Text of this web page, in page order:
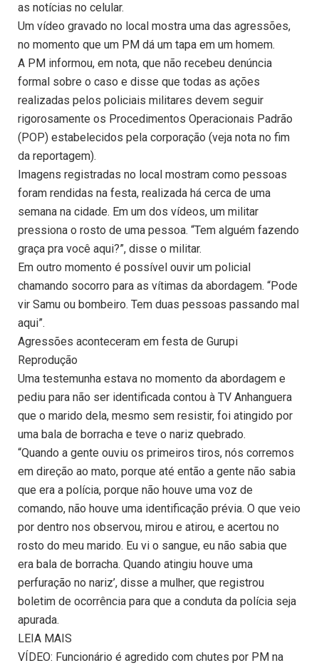
as notícias no celular.
Um vídeo gravado no local mostra uma das agressões,
no momento que um PM dá um tapa em um homem.
A PM informou, em nota, que não recebeu denúncia
formal sobre o caso e disse que todas as ações
realizadas pelos policiais militares devem seguir
rigorosamente os Procedimentos Operacionais Padrão
(POP) estabelecidos pela corporação (veja nota no fim
da reportagem).
Imagens registradas no local mostram como pessoas
foram rendidas na festa, realizada há cerca de uma
semana na cidade. Em um dos vídeos, um militar
pressiona o rosto de uma pessoa. “Tem alguém fazendo
graça pra você aqui?”, disse o militar.
Em outro momento é possível ouvir um policial
chamando socorro para as vítimas da abordagem. “Pode
vir Samu ou bombeiro. Tem duas pessoas passando mal
aqui”.
Agressões aconteceram em festa de Gurupi
Reprodução
Uma testemunha estava no momento da abordagem e
pediu para não ser identificada contou à TV Anhanguera
que o marido dela, mesmo sem resistir, foi atingido por
uma bala de borracha e teve o nariz quebrado.
“Quando a gente ouviu os primeiros tiros, nós corremos
em direção ao mato, porque até então a gente não sabia
que era a polícia, porque não houve uma voz de
comando, não houve uma identificação prévia. O que veio
por dentro nos observou, mirou e atirou, e acertou no
rosto do meu marido. Eu vi o sangue, eu não sabia que
era bala de borracha. Quando atingiu houve uma
perfuração no nariz’, disse a mulher, que registrou
boletim de ocorrência para que a conduta da polícia seja
apurada.
LEIA MAIS
VÍDEO: Funcionário é agredido com chutes por PM na